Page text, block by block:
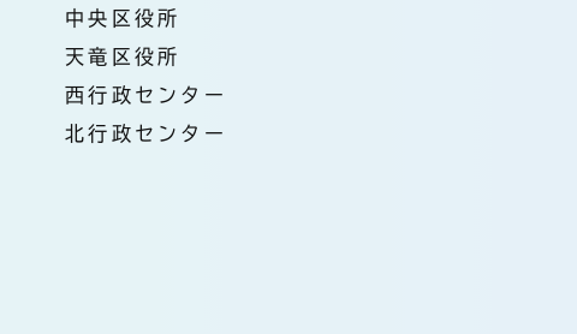
中央区役所
天竜区役所
西行政センター
北行政センター